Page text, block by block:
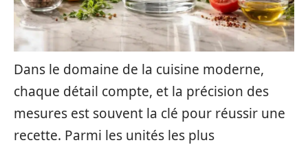
Dans le domaine de la cuisine moderne,
chaque détail compte, et la précision des
mesures est souvent la clé pour réussir une
recette. Parmi les unités les plus